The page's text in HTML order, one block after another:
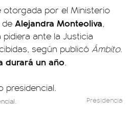
otorgada por el Ministerio
Alejandra Monteoliva,
ante la Justicia
según publicó Ámbito.
durará un año.
Presidencia